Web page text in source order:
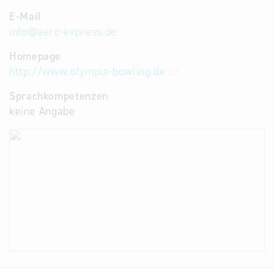
E-Mail
info@aero-express.de
Homepage
http://www.olympia-bowling.de
Sprachkompetenzen
keine Angabe